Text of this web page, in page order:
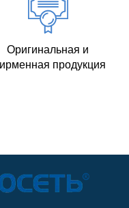
Оригинальная и
продукция